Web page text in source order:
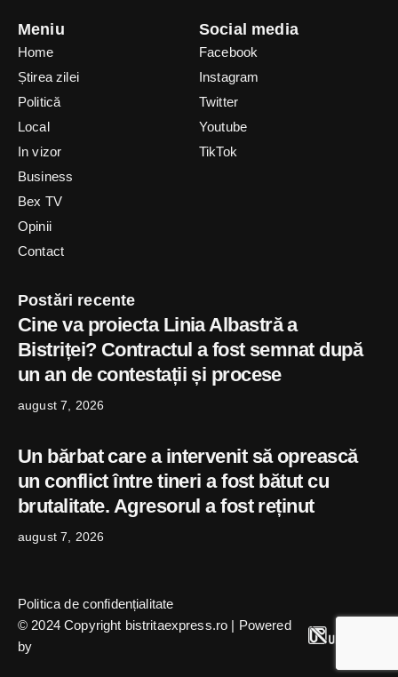
Meniu
Home
Știrea zilei
Politică
Local
In vizor
Business
Bex TV
Opinii
Contact
Social media
Facebook
Instagram
Twitter
Youtube
TikTok
Postări recente
Cine va proiecta Linia Albastră a
Bistriței? Contractul a fost semnat după
un an de contestații și procese
august 7, 2026
Un bărbat care a intervenit să oprească
un conflict între tineri a fost bătut cu
brutalitate. Agresorul a fost reținut
august 7, 2026
© 2024 Copyright bistritaexpress.ro | Powered
by
Politica de confidențialitate